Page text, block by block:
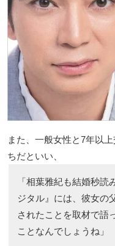
また、一般女性と7年以
ちだといい、
「相葉雅紀も結婚秒読
ジタル』には、彼女の
されたことを取材で語
ことなんでしょうね」